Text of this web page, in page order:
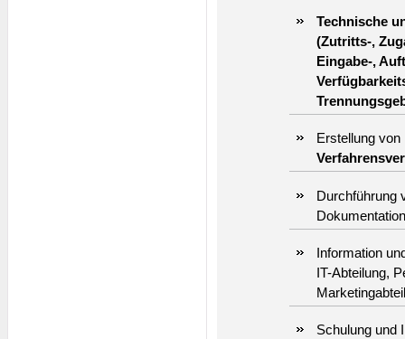
Technische
(Zutritts-,
Eingabe-,
Erstellung von
Durchführung
Dokumentation
Information
IT-Abteilung,
Schulung und